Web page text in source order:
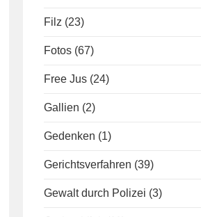
Filz (23)
Fotos (67)
Free Jus (24)
Gallien (2)
Gedenken (1)
Gerichtsverfahren (39)
Gewalt durch Polizei (3)